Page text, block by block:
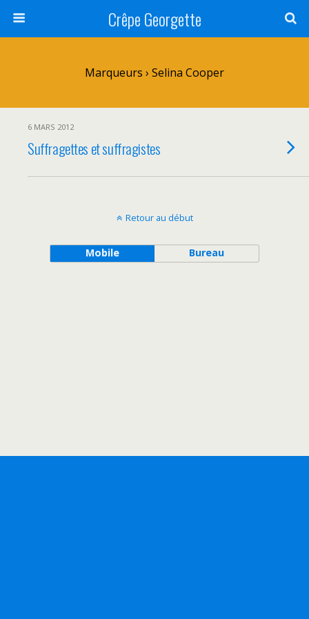
Crêpe Georgette
Marqueurs › Selina Cooper
6 MARS 2012
Suffragettes et suffragistes
Retour au début
Mobile Bureau